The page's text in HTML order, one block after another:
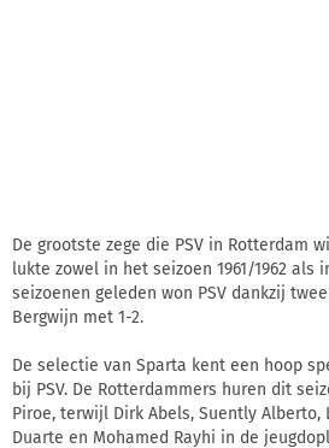
De grootste zege die PSV in Rotterdam
lukte zowel in het seizoen 1961/1962 als
seizoenen geleden won PSV dankzij
Bergwijn met 1-2.
De selectie van Sparta kent een hoop
bij PSV. De Rotterdammers huren dit
Piroe, terwijl Dirk Abels, Suently Alberto,
Duarte en Mohamed Rayhi in de